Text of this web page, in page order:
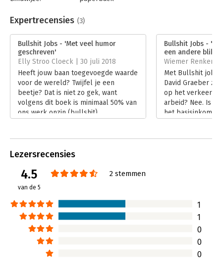
Uitgever:
Business Contact
Verschijningsdatum:
21-1-2026
Hoofdrubriek: Mens en maatschappij
Expertrecensies (3)
Bullshit Jobs - 'Met veel humor
geschreven'
Elly Stroo Cloeck | 30 juli 2018
Heeft jouw baan toegevoegde waarde
voor de wereld? Twijfel je een
beetje? Dat is niet zo gek, want
volgens dit boek is minimaal 50% van
ons werk onzin (bullshit).
Bullshit Jobs -
een andere blik
Wiemer
Met Bullshit jobs
David Graeber
op het verkeerde
arbeid? Nee. Is
het
Lezersrecensies
4.5
van de 5
2 stemmen
1
1
0
0
0